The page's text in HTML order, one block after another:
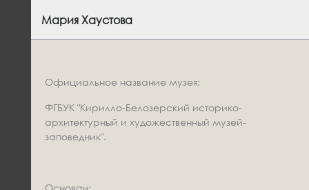
Мария Хаустова
Официальное название музея:
ФГБУК "Кирилло-Белозерский историко-
архитектурный и художественный музей-
заповедник".
Основан: